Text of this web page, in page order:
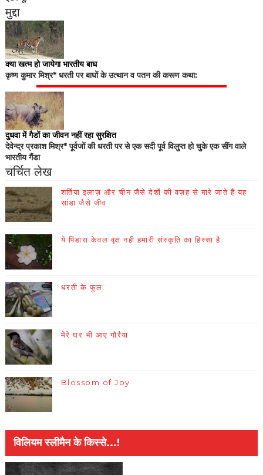
मुद्दा
क्या खत्म हो जायेगा भारतीय बाघ
कृष्ण कुमार मिश्र* धरती पर बाघों के उत्थान व पतन की करूण कथा:
दुधवा में गैडों का जीवन नहीं रहा सुरक्षित
देवेन्द्र प्रकाश मिश्र* पूर्वजों की धरती पर से एक सदी पूर्व विलुप्त हो चुके एक सींग वाले
भारतीय गैंडा
चर्चित लेख
शर्तिया इलाज़ और चीन जैसे देशों की वज़ह से मारे जाते हैं यह
सांडा जैसे जीव
ये पिंडारा केवल वृक्ष नही हमारी संस्कृति का हिस्सा है
धरती के फूल
मेरे घर भी आए गौरैया
Blossom of Joy
विलियम स्लीमैन के किस्से...!